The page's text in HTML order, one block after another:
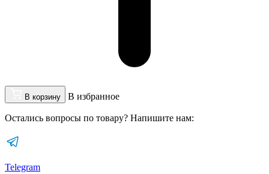
В корзину В избранное
Остались вопросы по товару? Напишите нам:
Telegram